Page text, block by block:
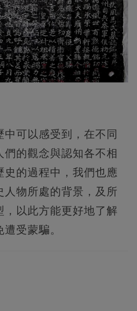
可以感受到，在不同
們的觀念與認知各不相
史的過程中，我們也應
人物所處的背景，及所
，以此方能更好地了解
受蒙騙。